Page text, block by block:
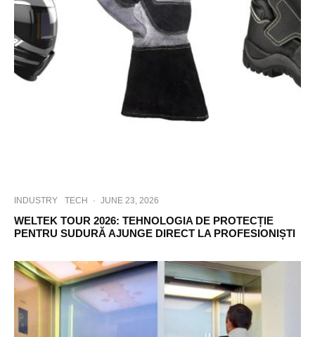
INDUSTRY TECH · JUNE 23, 2026
WELTEK TOUR 2026: TEHNOLOGIA DE PROTECȚIE
PENTRU SUDURĂ AJUNGE DIRECT LA PROFESIONIȘTI